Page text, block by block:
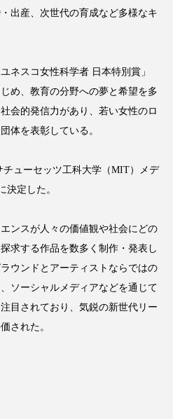
ススタディ
コミュニケーション
ナビリティ
ンジング サロン戦略
スカルプケア
ストレス スパ
出産、次世代の育成など多様なキ
ネスコ女性科学者 日本特別賞」
め、教育の分野への夢と希望を多
会的発信力があり、若い女性のロ
体を表彰している。
ューセッツ工科大学（MIT）メデ
決定した。
ンスが人々の価値観や社会にどの
求する作品を数多く制作・発表し
ウンドとアーティストならではの
ソーシャルメディアなどを通じて
目されており、気鋭の新世代リー
された。